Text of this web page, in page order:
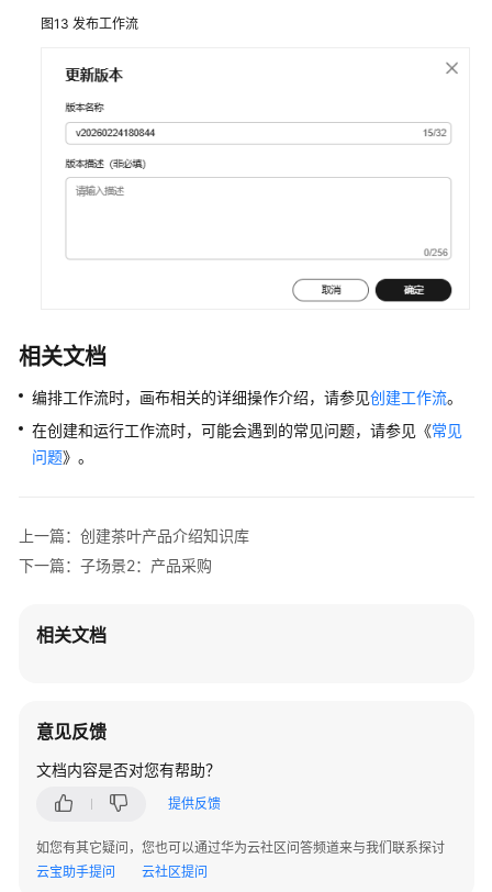
图13 发布工作流
相关文档
编排工作流时，画布相关的详细操作介绍，请参见创建工作流。
在创建和运行工作流时，可能会遇到的常见问题，请参见《常见
问题》。
上一篇：创建茶叶产品介绍知识库
下一篇：子场景2：产品采购
相关文档
意见反馈
文档内容是否对您有帮助？
提供反馈
如您有其它疑问，您也可以通过华为云社区问答频道来与我们联系探讨
云宝助手提问
云社区提问